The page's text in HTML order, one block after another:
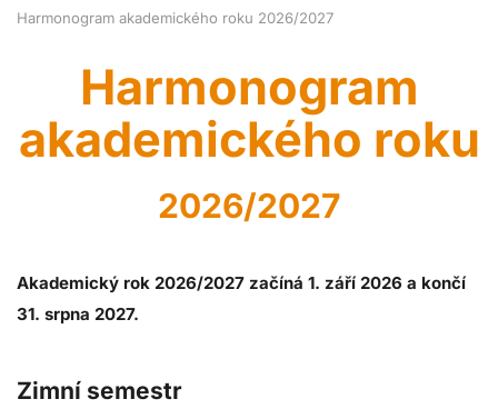
Harmonogram akademického roku 2026/2027
Harmonogram
akademického roku
2026/2027
Akademický rok 2026/2027 začíná 1. září 2026 a končí
31. srpna 2027.
Zimní semestr